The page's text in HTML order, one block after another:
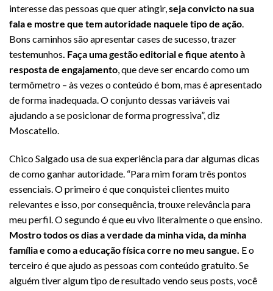
interesse das pessoas que quer atingir,seja convicto na sua
fala e mostre que tem autoridade naquele tipo de ação.
Bons caminhos são apresentar cases de sucesso, trazer
testemunhos. Faça uma gestão editorial e fique atento à
resposta de engajamento, que deve ser encardo como um
termômetro – às vezes o conteúdo é bom, mas é apresentado
de forma inadequada. O conjunto dessas variáveis vai
ajudando a se posicionar de forma progressiva”, diz
Moscatello.
Chico Salgado usa de sua experiência para dar algumas dicas
de como ganhar autoridade. “Para mim foram três pontos
essenciais. O primeiro é que conquistei clientes muito
relevantes e isso, por consequência, trouxe relevância para
meu perfil. O segundo é que eu vivo literalmente o que ensino.
Mostro todos os dias a verdade da minha vida, da minha
família e como a educação física corre no meu sangue. E o
terceiro é que ajudo as pessoas com conteúdo gratuito. Se
alguém tiver algum tipo de resultado vendo seus posts, você